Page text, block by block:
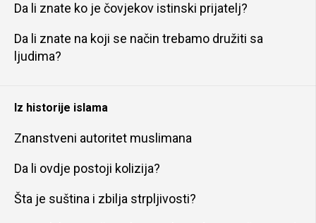
Da li znate ko je čovjekov istinski prijatelj?
Da li znate na koji se način trebamo družiti sa
ljudima?
Iz historije islama
Znanstveni autoritet muslimana
Da li ovdje postoji kolizija?
Šta je suština i zbilja strpljivosti?